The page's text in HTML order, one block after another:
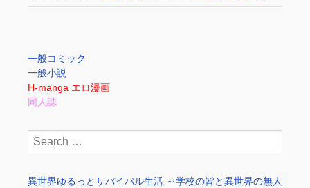
一般コミック
一般小説
H-manga エロ漫画
同人誌
Search
異世界ゆるっとサバイバル生活 ～学校の皆と異世界の無人